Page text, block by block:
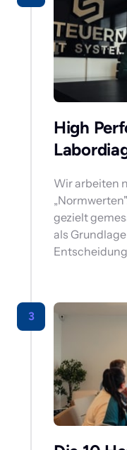
High
Wir arbeiten
gezielt
als
3